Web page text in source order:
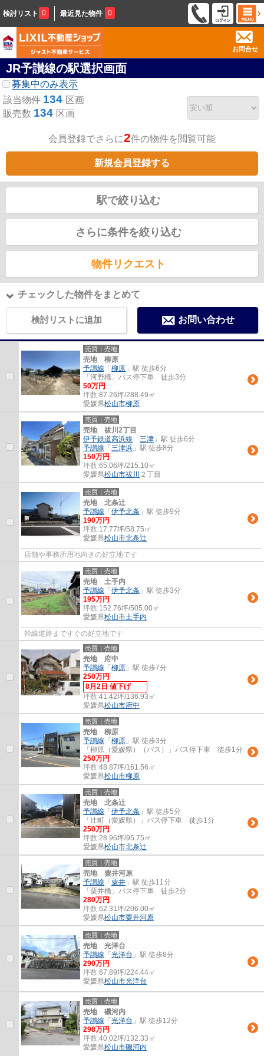
検討リスト 0 最近見た物件 0
お問合せ
JR予讃線の駅選択画面
募集中のみ表示
該当物件 134 区画
販売数 134 区画
会員登録でさらに2件の物件を閲覧可能
新規会員登録する
駅で絞り込む
さらに条件を絞り込む
物件リクエスト
チェックした物件をまとめて
検討リストに追加 お問い合わせ
売買｜売地
売地 柳原
予讃線 「 柳原 」駅 徒歩6分
「河野橋」バス停下車 徒歩3分
50万円
坪数:87.26坪/288.49㎡
愛媛県松山市柳原
売買｜売地
売地 祓川2丁目
伊予鉄道高浜線 「 三津 」駅 徒歩6分
予讃線 「 三津浜 」駅 徒歩8分
150万円
坪数:65.06坪/215.10㎡
愛媛県松山市祓川 ２丁目
売買｜売地
売地 北条辻
予讃線 「 伊予北条 」駅 徒歩9分
190万円
坪数:17.77坪/58.75㎡
愛媛県松山市北条辻
店舗や事務所用地向きの好立地です
売買｜売地
売地 土手内
予讃線 「 伊予北条 」駅 徒歩3分
195万円
坪数:152.76坪/505.00㎡
愛媛県松山市土手内
幹線道路まですぐの好立地です
売買｜売地
売地 府中
予讃線 「 柳原 」駅 徒歩7分
250万円
8月2日 値下げ
坪数:41.42坪/136.93㎡
愛媛県松山市府中
売買｜売地
売地 柳原
予讃線 「 柳原 」駅 徒歩3分
「柳原（愛媛県）（バス）」バス停下車 徒歩1分
250万円
坪数:48.87坪/161.56㎡
愛媛県松山市柳原
売買｜売地
売地 北条辻
予讃線 「 伊予北条 」駅 徒歩5分
「辻町（愛媛県）」バス停下車 徒歩1分
250万円
坪数:28.96坪/95.75㎡
愛媛県松山市北条辻
売買｜売地
売地 粟井河原
予讃線 「 粟井 」駅 徒歩11分
「粟井橋」バス停下車 徒歩2分
280万円
坪数:62.31坪/206.00㎡
愛媛県松山市粟井河原
売買｜売地
売地 光洋台
予讃線 「 光洋台 」駅 徒歩8分
290万円
坪数:67.89坪/224.44㎡
愛媛県松山市光洋台
売買｜売地
売地 磯河内
予讃線 「 光洋台 」駅 徒歩12分
298万円
坪数:40.02坪/132.33㎡
愛媛県松山市磯河内